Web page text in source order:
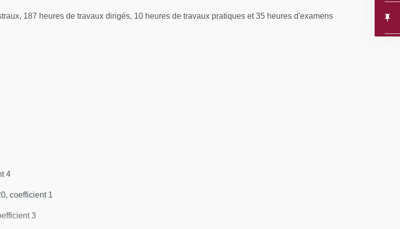
187 heures de travaux dirigés, 10 heures de travaux pratiques et 35 heures d'examens
selon les besoins de la personnes âgée et/ou handicapée
âgée et/ou handicapée
4
coefficient 1
3